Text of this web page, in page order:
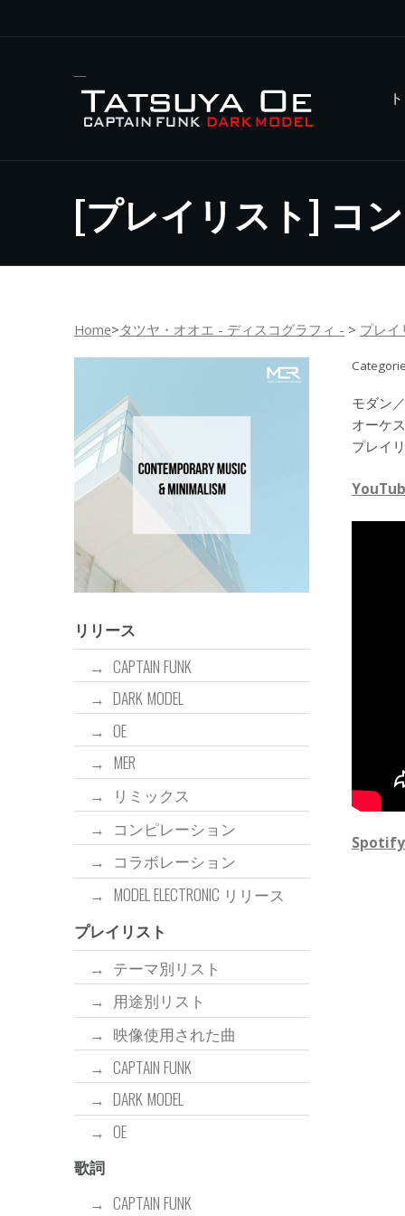
[プレイリスト] コ
Home>タツヤ・オオエ - ディスコグラフィ - > プレイ
リリース
CAPTAIN FUNK
DARK MODEL
OE
MER
リミックス
コンピレーション
コラボレーション
MODEL ELECTRONIC リリース
プレイリスト
テーマ別リスト
用途別リスト
映像使用された曲
CAPTAIN FUNK
DARK MODEL
OE
歌詞
CAPTAIN FUNK
モダン
オーケ
プレイ
Spotify